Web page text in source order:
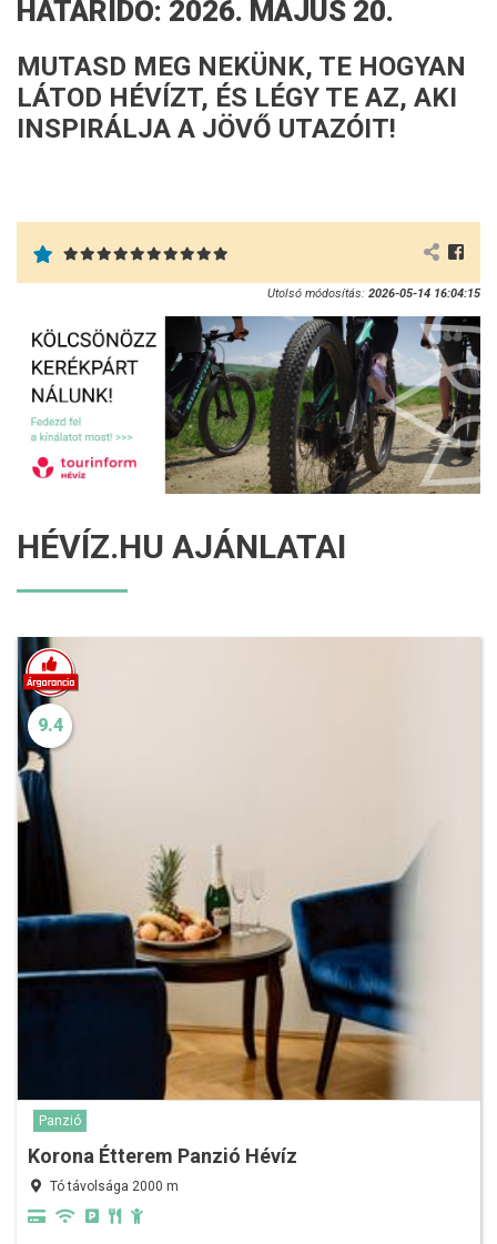
HATÁRIDŐ: 2026. MÁJUS 20.
MUTASD MEG NEKÜNK, TE HOGYAN
LÁTOD HÉVÍZT, ÉS LÉGY TE AZ, AKI
INSPIRÁLJA A JÖVŐ UTAZÓIT!
Utolsó módosítás: 2026-05-14 16:04:15
HÉVÍZ.HU AJÁNLATAI
9.4
Panzió
Korona Étterem Panzió Hévíz
Tó távolsága 2000 m